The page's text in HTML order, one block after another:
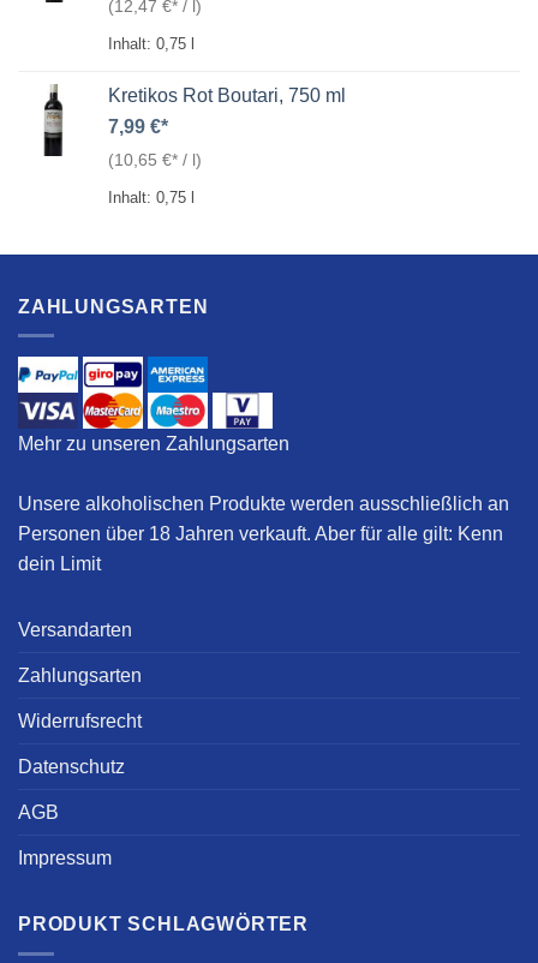
(12,47 € / l)
Inhalt: 0,75
Kretikos Rot Boutari, 750 ml
7,99 €
(10,65 € / l)
Inhalt: 0,75
ZAHLUNGSARTEN
Mehr zu unseren Zahlungsarten
Unsere alkoholischen Produkte werden ausschließlich an
Personen über 18 Jahren verkauft. Aber für alle gilt: Kenn
dein Limit
Versandarten
Zahlungsarten
Widerrufsrecht
Datenschutz
AGB
Impressum
PRODUKT SCHLAGWÖRTER